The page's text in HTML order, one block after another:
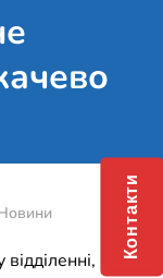
Контакти